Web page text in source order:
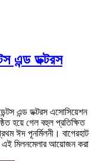
এন্ড ডক্টরস
এন্ড ডক্টরস এসোসিয়েশন
হয়ে গেল বহুল প্রতিক্ষিত
ঈদ পূনর্মিলনী। বাগেরহাট
এই মিলনমেলার আয়োজন করা